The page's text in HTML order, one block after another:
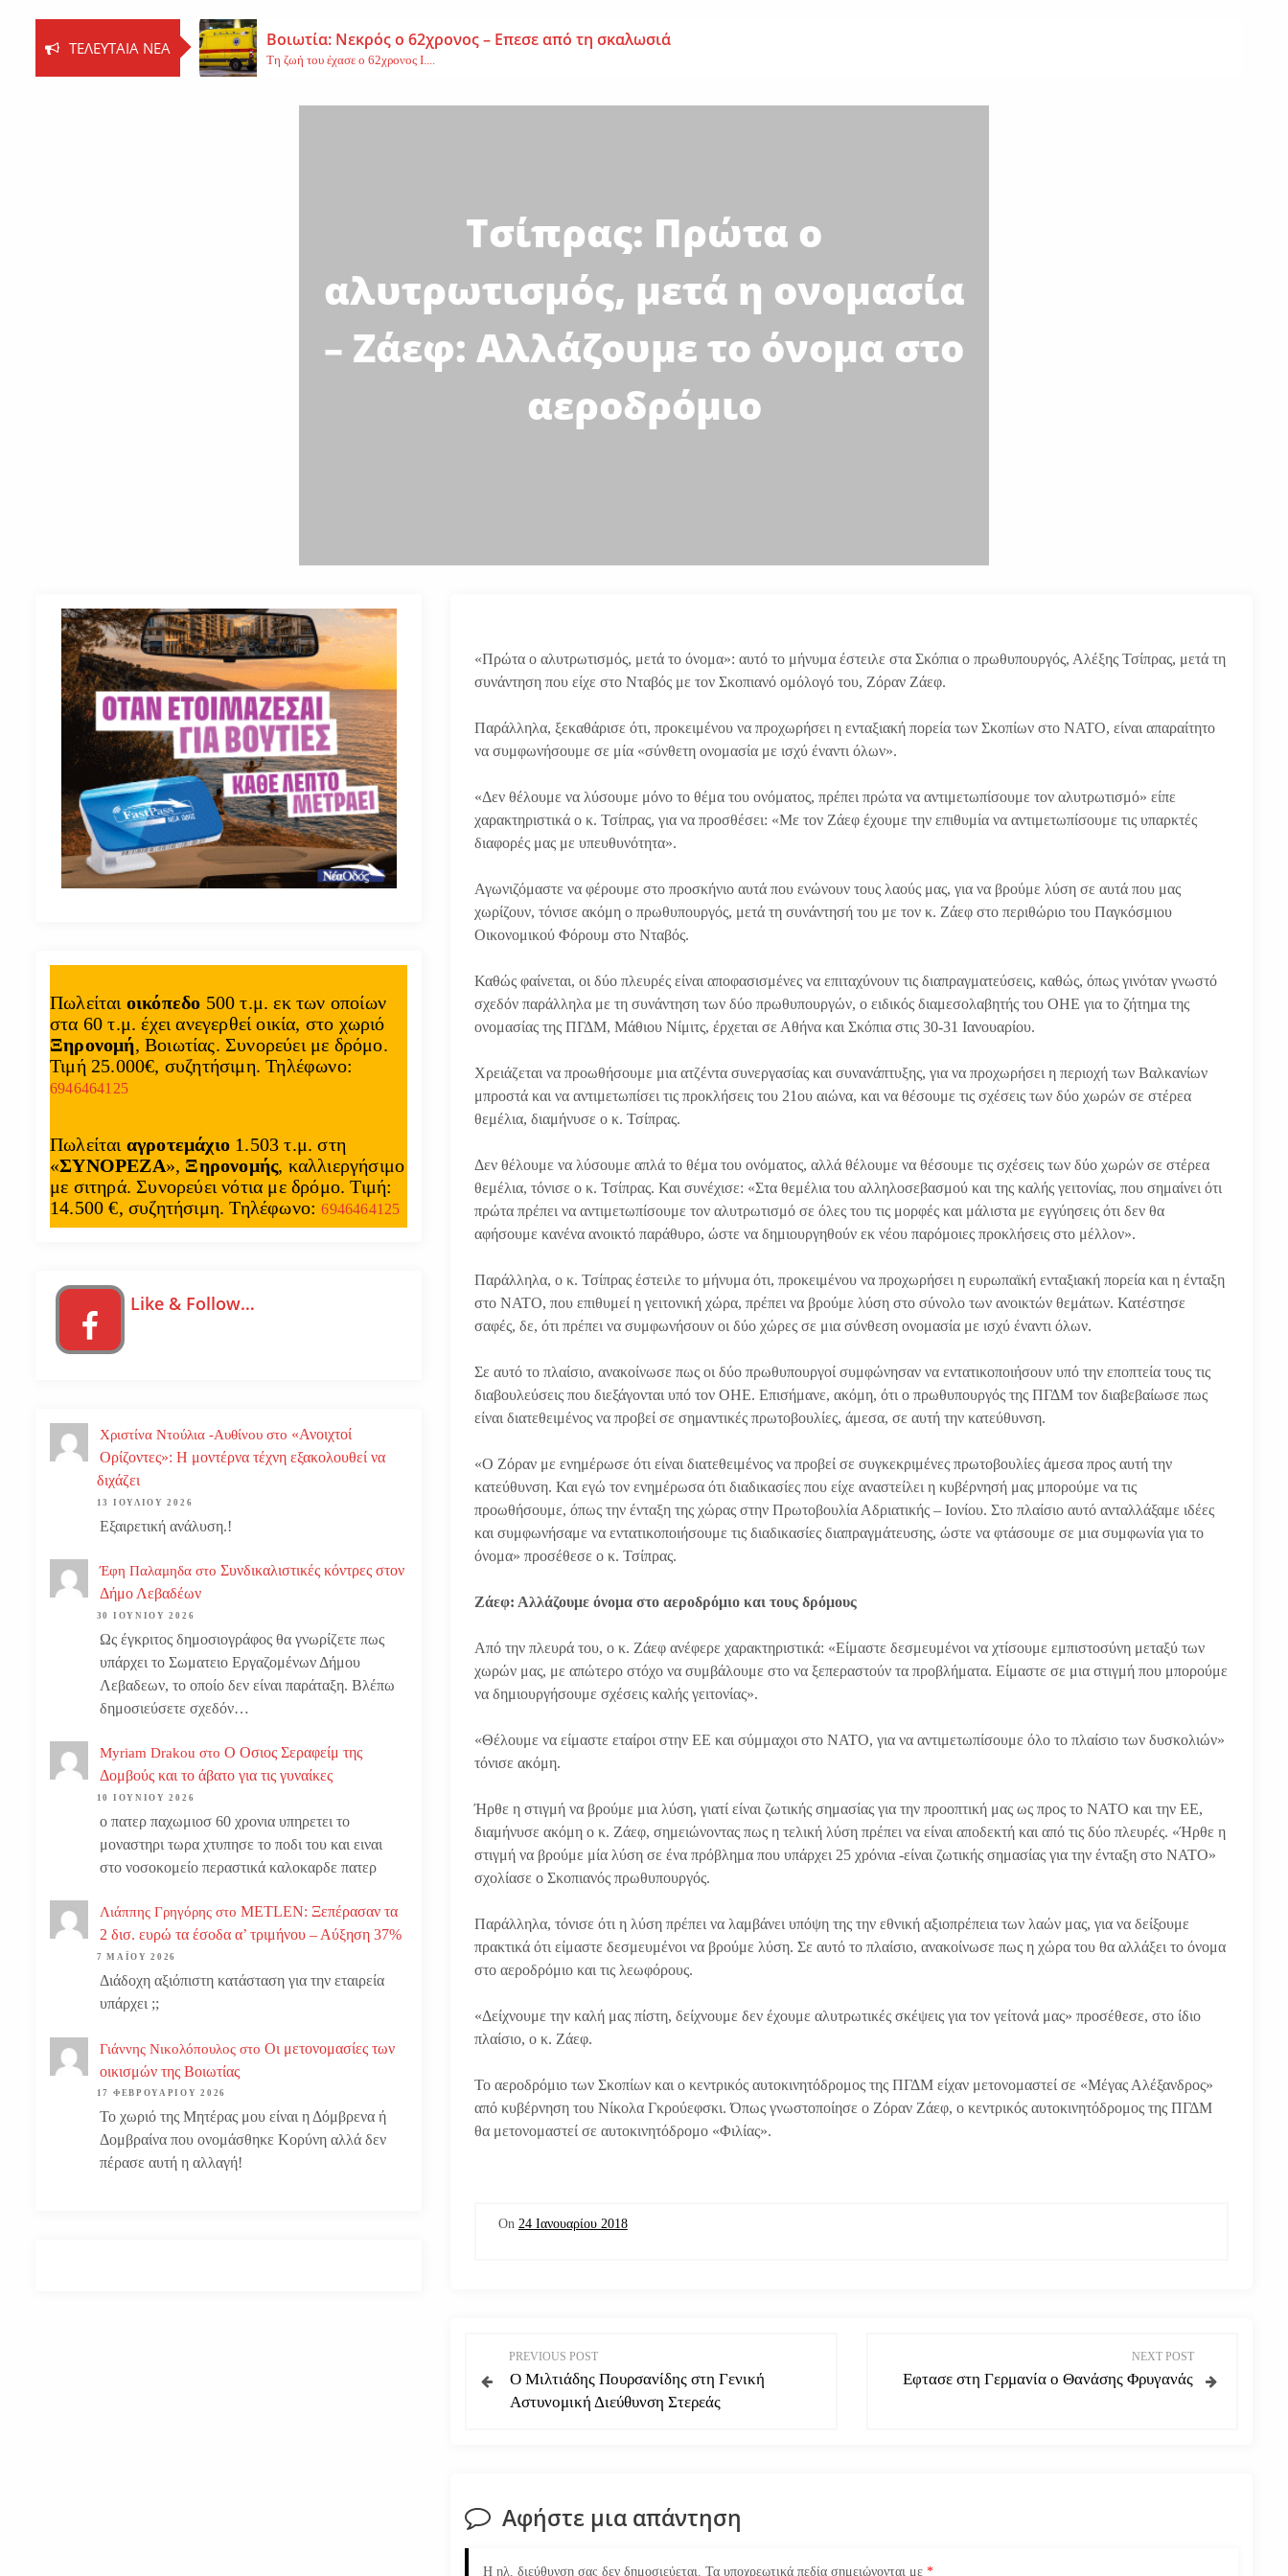
ΤΕΛΕΥΤΑΊΑ ΝΈΑ Βοιωτία: Νεκρός ο 62χρονος – Επεσε από τη σκαλωσιά
Τη ζωή του έχασε ο 62χρονος Ι....
Εφυγε από τη ζωή η μοναχή Ευπραξία (Κουκουλούδη)
Τσίπρας: Πρώτα ο
αλυτρωτισμός, μετά η ονομασία
– Ζάεφ: Αλλάζουμε το όνομα στο
αεροδρόμιο
«Πρώτα ο αλυτρωτισμός, μετά το όνομα»: αυτό το μήνυμα έστειλε στα Σκόπια ο πρωθυπουργός, Αλέξης Τσίπρας, μετά τη
συνάντηση που είχε στο Νταβός με τον Σκοπιανό ομόλογό του, Ζόραν Ζάεφ.
Παράλληλα, ξεκαθάρισε ότι, προκειμένου να προχωρήσει η ενταξιακή πορεία των Σκοπίων στο ΝΑΤΟ, είναι απαραίτητο
να συμφωνήσουμε σε μία «σύνθετη ονομασία με ισχύ έναντι όλων».
«Δεν θέλουμε να λύσουμε μόνο το θέμα του ονόματος, πρέπει πρώτα να αντιμετωπίσουμε τον αλυτρωτισμό» είπε
χαρακτηριστικά ο κ. Τσίπρας, για να προσθέσει: «Με τον Ζάεφ έχουμε την επιθυμία να αντιμετωπίσουμε τις υπαρκτές
διαφορές μας με υπευθυνότητα».
Αγωνιζόμαστε να φέρουμε στο προσκήνιο αυτά που ενώνουν τους λαούς μας, για να βρούμε λύση σε αυτά που μας
χωρίζουν, τόνισε ακόμη ο πρωθυπουργός, μετά τη συνάντησή του με τον κ. Ζάεφ στο περιθώριο του Παγκόσμιου
Οικονομικού Φόρουμ στο Νταβός.
Καθώς φαίνεται, οι δύο πλευρές είναι αποφασισμένες να επιταχύνουν τις διαπραγματεύσεις, καθώς, όπως γινόταν γνωστό
σχεδόν παράλληλα με τη συνάντηση των δύο πρωθυπουργών, ο ειδικός διαμεσολαβητής του ΟΗΕ για το ζήτημα της
ονομασίας της ΠΓΔΜ, Μάθιου Νίμιτς, έρχεται σε Αθήνα και Σκόπια στις 30-31 Ιανουαρίου.
Χρειάζεται να προωθήσουμε μια ατζέντα συνεργασίας και συνανάπτυξης, για να προχωρήσει η περιοχή των Βαλκανίων
μπροστά και να αντιμετωπίσει τις προκλήσεις του 21ου αιώνα, και να θέσουμε τις σχέσεις των δύο χωρών σε στέρεα
θεμέλια, διαμήνυσε ο κ. Τσίπρας.
Δεν θέλουμε να λύσουμε απλά το θέμα του ονόματος, αλλά θέλουμε να θέσουμε τις σχέσεις των δύο χωρών σε στέρεα
θεμέλια, τόνισε ο κ. Τσίπρας. Και συνέχισε: «Στα θεμέλια του αλληλοσεβασμού και της καλής γειτονίας, που σημαίνει ότι
πρώτα πρέπει να αντιμετωπίσουμε τον αλυτρωτισμό σε όλες του τις μορφές και μάλιστα με εγγύησεις ότι δεν θα
αφήσουμε κανένα ανοικτό παράθυρο, ώστε να δημιουργηθούν εκ νέου παρόμοιες προκλήσεις στο μέλλον».
Παράλληλα, ο κ. Τσίπρας έστειλε το μήνυμα ότι, προκειμένου να προχωρήσει η ευρωπαϊκή ενταξιακή πορεία και η ένταξη
στο ΝΑΤΟ, που επιθυμεί η γειτονική χώρα, πρέπει να βρούμε λύση στο σύνολο των ανοικτών θεμάτων. Κατέστησε
σαφές, δε, ότι πρέπει να συμφωνήσουν οι δύο χώρες σε μια σύνθεση ονομασία με ισχύ έναντι όλων.
Σε αυτό το πλαίσιο, ανακοίνωσε πως οι δύο πρωθυπουργοί συμφώνησαν να εντατικοποιήσουν υπό την εποπτεία τους τις
διαβουλεύσεις που διεξάγονται υπό τον ΟΗΕ. Επισήμανε, ακόμη, ότι ο πρωθυπουργός της ΠΓΔΜ τον διαβεβαίωσε πως
είναι διατεθειμένος να προβεί σε σημαντικές πρωτοβουλίες, άμεσα, σε αυτή την κατεύθυνση.
«Ο Ζόραν με ενημέρωσε ότι είναι διατεθειμένος να προβεί σε συγκεκριμένες πρωτοβουλίες άμεσα προς αυτή την
κατεύθυνση. Και εγώ τον ενημέρωσα ότι διαδικασίες που είχε αναστείλει η κυβέρνησή μας μπορούμε να τις
προωθήσουμε, όπως την ένταξη της χώρας στην Πρωτοβουλία Αδριατικής – Ιονίου. Στο πλαίσιο αυτό ανταλλάξαμε ιδέες
και συμφωνήσαμε να εντατικοποιήσουμε τις διαδικασίες διαπραγμάτευσης, ώστε να φτάσουμε σε μια συμφωνία για το
όνομα» προσέθεσε ο κ. Τσίπρας.
Ζάεφ: Αλλάζουμε όνομα στο αεροδρόμιο και τους δρόμους
Από την πλευρά του, ο κ. Ζάεφ ανέφερε χαρακτηριστικά: «Είμαστε δεσμευμένοι να χτίσουμε εμπιστοσύνη μεταξύ των
χωρών μας, με απώτερο στόχο να συμβάλουμε στο να ξεπεραστούν τα προβλήματα. Είμαστε σε μια στιγμή που μπορούμε
να δημιουργήσουμε σχέσεις καλής γειτονίας».
«Θέλουμε να είμαστε εταίροι στην ΕΕ και σύμμαχοι στο ΝΑΤΟ, για να αντιμετωπίσουμε όλο το πλαίσιο των δυσκολιών»
τόνισε ακόμη.
Ήρθε η στιγμή να βρούμε μια λύση, γιατί είναι ζωτικής σημασίας για την προοπτική μας ως προς το ΝΑΤΟ και την ΕΕ,
διαμήνυσε ακόμη ο κ. Ζάεφ, σημειώνοντας πως η τελική λύση πρέπει να είναι αποδεκτή και από τις δύο πλευρές. «Ήρθε η
στιγμή να βρούμε μία λύση σε ένα πρόβλημα που υπάρχει 25 χρόνια -είναι ζωτικής σημασίας για την ένταξη στο ΝΑΤΟ»
σχολίασε ο Σκοπιανός πρωθυπουργός.
Παράλληλα, τόνισε ότι η λύση πρέπει να λαμβάνει υπόψη της την εθνική αξιοπρέπεια των λαών μας, για να δείξουμε
πρακτικά ότι είμαστε δεσμευμένοι να βρούμε λύση. Σε αυτό το πλαίσιο, ανακοίνωσε πως η χώρα του θα αλλάξει το όνομα
στο αεροδρόμιο και τις λεωφόρους.
«Δείχνουμε την καλή μας πίστη, δείχνουμε δεν έχουμε αλυτρωτικές σκέψεις για τον γείτονά μας» προσέθεσε, στο ίδιο
πλαίσιο, ο κ. Ζάεφ.
Το αεροδρόμιο των Σκοπίων και ο κεντρικός αυτοκινητόδρομος της ΠΓΔΜ είχαν μετονομαστεί σε «Μέγας Αλέξανδρος»
από κυβέρνηση του Νίκολα Γκρούεφσκι. Όπως γνωστοποίησε ο Ζόραν Ζάεφ, ο κεντρικός αυτοκινητόδρομος της ΠΓΔΜ
θα μετονομαστεί σε αυτοκινητόδρομο «Φιλίας».
On 24 Ιανουαρίου 2018
λ
γ
PREVIOUS POST
Ο Μιλτιάδης Πουρσανίδης στη Γενική
Αστυνομική Διεύθυνση Στερεάς
NEXT POST
Εφτασε στη Γερμανία ο Θανάσης Φρυγανάς
Αφήστε μια απάντηση
Η ηλ. διεύθυνση σας δεν δημοσιεύεται. Τα υποχρεωτικά πεδία σημειώνονται με*
Πωλείται οικόπεδο 500 τ.μ. εκ των οποίων
στα 60 τ.μ. έχει ανεγερθεί οικία, στο χωριό
Ξηρονομή, Βοιωτίας. Συνορεύει με δρόμο.
Τιμή 25.000€, συζητήσιμη. Τηλέφωνο:
6946464125
Πωλείται αγροτεμάχιο 1.503 τ.μ. στη
«ΣΥΝΟΡΕΖΑ», Ξηρονομής, καλλιεργήσιμο
με σιτηρά. Συνορεύει νότια με δρόμο. Τιμή:
14.500 €, συζητήσιμη. Τηλέφωνο:6946464125
Like & Follow…
Χριστίνα Ντούλια -Αυθίνου στο «Ανοιχτοί
Ορίζοντες»: Η μοντέρνα τέχνη εξακολουθεί να
διχάζει
13 ΙΟΥΛΊΟΥ 2026
Εξαιρετική ανάλυση.!
Έφη Παλαμηδα στο Συνδικαλιστικές κόντρες στον
Δήμο Λεβαδέων
30 ΙΟΥΝΊΟΥ 2026
Ως έγκριτος δημοσιογράφος θα γνωρίζετε πως
υπάρχει το Σωματειο Εργαζομένων Δήμου
Λεβαδεων, το οποίο δεν είναι παράταξη. Βλέπω
δημοσιεύσετε σχεδόν…
Myriam Drakou στο Ο Οσιος Σεραφείμ της
Δομβούς και το άβατο για τις γυναίκες
10 ΙΟΥΝΊΟΥ 2026
ο πατερ παχωμιοσ 60 χρονια υπηρετει το
μοναστηρι τωρα χτυπησε το ποδι του και ειναι
στο νοσοκομείο περαστικά καλοκαρδε πατερ
Λιάππης Γρηγόρης στο METLEN: Ξεπέρασαν τα
2 δισ. ευρώ τα έσοδα α’ τριμήνου – Αύξηση 37%
7 ΜΑΪ́ΟΥ 2026
Διάδοχη αξιόπιστη κατάσταση για την εταιρεία
υπάρχει ;;
Γιάννης Νικολόπουλος στο Οι μετονομασίες των
οικισμών της Βοιωτίας
17 ΦΕΒΡΟΥΑΡΊΟΥ 2026
Το χωριό της Μητέρας μου είναι η Δόμβρενα ή
Δομβραίνα που ονομάσθηκε Κορύνη αλλά δεν
πέρασε αυτή η αλλαγή!